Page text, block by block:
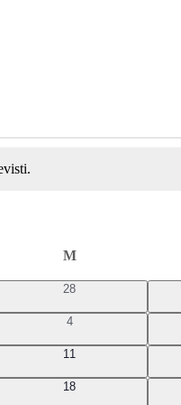
MMARTEDÌ
0
28
0
4
011
018